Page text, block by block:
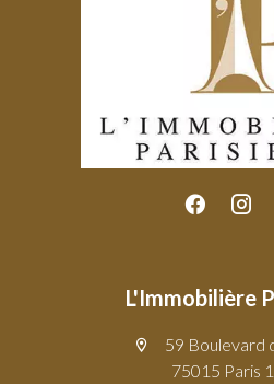
L'Immobilière
59 Boulevard
75015 Paris